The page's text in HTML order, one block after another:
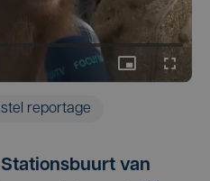
reportage
van